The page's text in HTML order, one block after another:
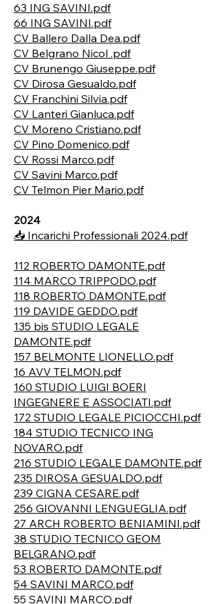
63 ING SAVINI.pdf
66 ING SAVINI.pdf
CV Ballero Dalla Dea.pdf
CV Belgrano Nicol .pdf
CV Brunengo Giuseppe.pdf
CV Dirosa Gesualdo.pdf
CV Franchini Silvia.pdf
CV Lanteri Gianluca.pdf
CV Moreno Cristiano.pdf
CV Pino Domenico.pdf
CV Rossi Marco.pdf
CV Savini Marco.pdf
CV Telmon Pier Mario.pdf
2024
📥 Incarichi Professionali 2024.pdf
112 ROBERTO DAMONTE.pdf
114 MARCO TRIPPODO.pdf
118 ROBERTO DAMONTE.pdf
119 DAVIDE GEDDO.pdf
135 bis STUDIO LEGALE
DAMONTE.pdf
157 BELMONTE LIONELLO.pdf
16 AVV TELMON.pdf
160 STUDIO LUIGI BOERI
INGEGNERE E ASSOCIATI.pdf
172 STUDIO LEGALE PICIOCCHI.pdf
184 STUDIO TECNICO ING
NOVARO.pdf
216 STUDIO LEGALE DAMONTE.pdf
235 DIROSA GESUALDO.pdf
239 CIGNA CESARE.pdf
256 GIOVANNI LENGUEGLIA.pdf
27 ARCH ROBERTO BENIAMINI.pdf
38 STUDIO TECNICO GEOM
BELGRANO.pdf
53 ROBERTO DAMONTE.pdf
54 SAVINI MARCO.pdf
55 SAVINI MARCO.pdf